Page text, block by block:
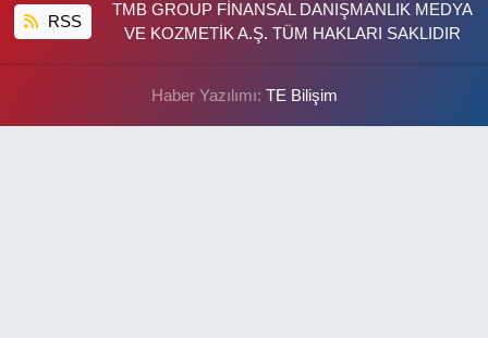
RSS
TMB GROUP FİNANSAL DANIŞMANLIK MEDYA
VE KOZMETİK A.Ş. TÜM HAKLARI SAKLIDIR
Haber Yazılımı: TE Bilişim